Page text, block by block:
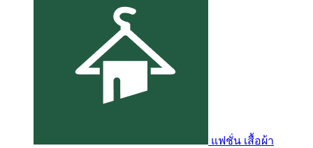
แฟชั่น เสื้อผ้า